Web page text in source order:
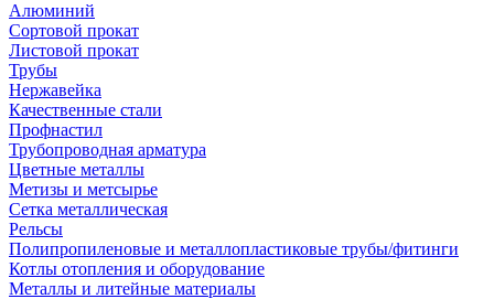
Алюминий
Сортовой прокат
Листовой прокат
Трубы
Нержавейка
Качественные стали
Профнастил
Трубопроводная арматура
Цветные металлы
Метизы и метсырье
Сетка металлическая
Рельсы
Полипропиленовые и металлопластиковые трубы/фитинги
Котлы отопления и оборудование
Металлы и литейные материалы